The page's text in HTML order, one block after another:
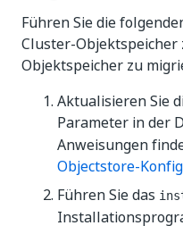
Führen Sie die
Cluster-
Objektspeicher zu
Aktualisieren Sie
Parameter in der
Anweisungen
Objectstore-
Führen Sie das